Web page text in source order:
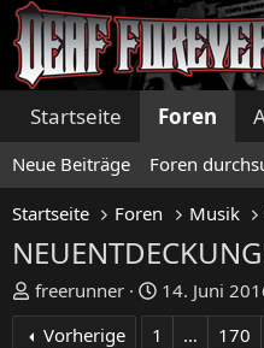
Startseite Foren
Neue Beiträge Foren
Startseite Foren Musik
E
r
freerunner
E
r
14. Juni
Vorherige
1 … 170